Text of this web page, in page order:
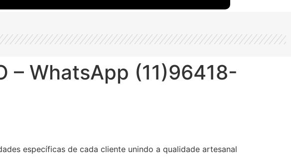
– WhatsApp (11)96418-
específicas de cada cliente unindo a qualidade artesanal